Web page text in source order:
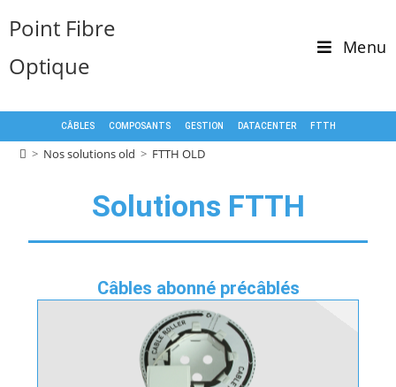
Point Fibre
Optique
Menu
CÂBLES COMPOSANTS GESTION DATACENTER FTTH
> Nos solutions old > FTTH OLD
Solutions FTTH
Câbles abonné précâblés